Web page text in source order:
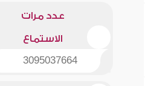
عدد مرات
الاستماع
3095037664